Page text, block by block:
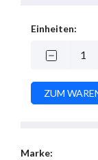
Einheiten:
Marke: